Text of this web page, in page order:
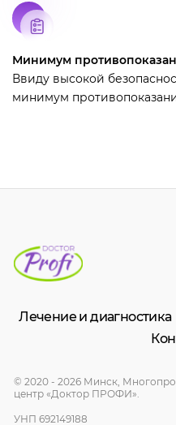
Минимум
Ввиду высокой
минимум
Лечение и диагностика
© 2020 - 2026 Минск,
центр «Доктор ПРОФИ».
УНП 692149188